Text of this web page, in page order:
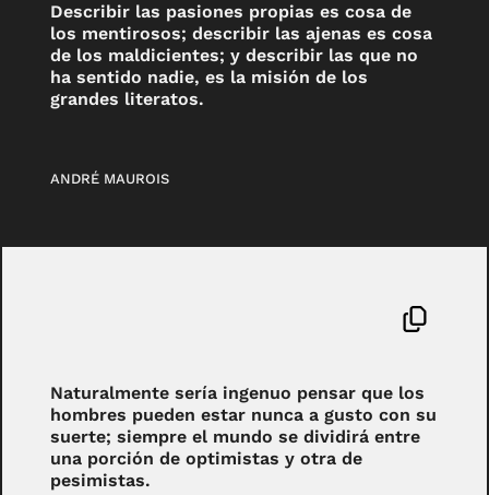
Describir las pasiones propias es cosa de
los mentirosos; describir las ajenas es cosa
de los maldicientes; y describir las que no
ha sentido nadie, es la misión de los
grandes literatos.
ANDRÉ MAUROIS
Naturalmente sería ingenuo pensar que los
hombres pueden estar nunca a gusto con su
suerte; siempre el mundo se dividirá entre
una porción de optimistas y otra de
pesimistas.